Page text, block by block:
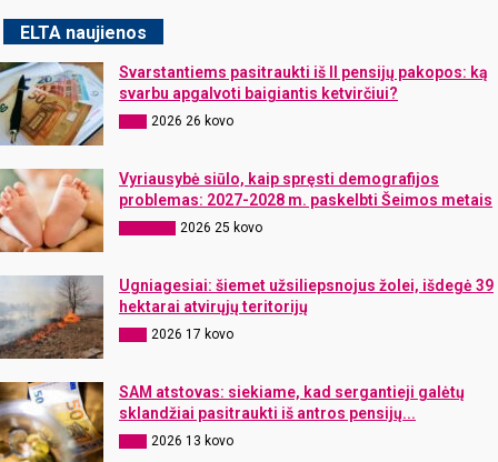
ELTA naujienos
Svarstantiems pasitraukti iš II pensijų pakopos: ką
svarbu apgalvoti baigiantis ketvirčiui?
2026 26 kovo
Vyriausybė siūlo, kaip spręsti demografijos
problemas: 2027-2028 m. paskelbti Šeimos metais
2026 25 kovo
Ugniagesiai: šiemet užsiliepsnojus žolei, išdegė 39
hektarai atvirųjų teritorijų
2026 17 kovo
SAM atstovas: siekiame, kad sergantieji galėtų
sklandžiai pasitraukti iš antros pensijų...
2026 13 kovo